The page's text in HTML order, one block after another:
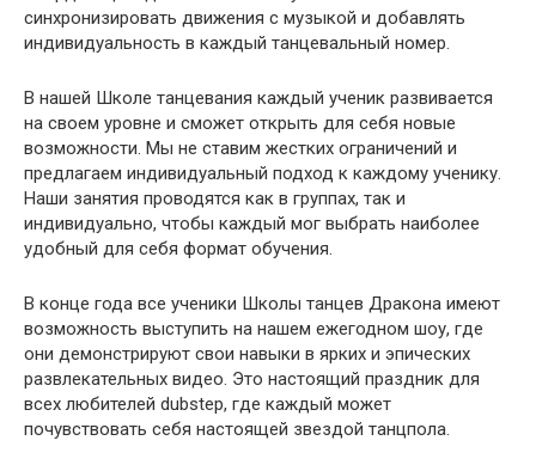
синхронизировать движения с музыкой и добавлять
индивидуальность в каждый танцевальный номер.
В нашей Школе танцевания каждый ученик развивается
на своем уровне и сможет открыть для себя новые
возможности. Мы не ставим жестких ограничений и
предлагаем индивидуальный подход к каждому ученику.
Наши занятия проводятся как в группах, так и
индивидуально, чтобы каждый мог выбрать наиболее
удобный для себя формат обучения.
В конце года все ученики Школы танцев Дракона имеют
возможность выступить на нашем ежегодном шоу, где
они демонстрируют свои навыки в ярких и эпических
развлекательных видео. Это настоящий праздник для
всех любителей dubstep, где каждый может
почувствовать себя настоящей звездой танцпола.